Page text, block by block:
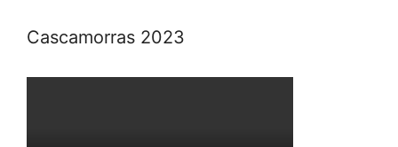
Cascamorras 2023